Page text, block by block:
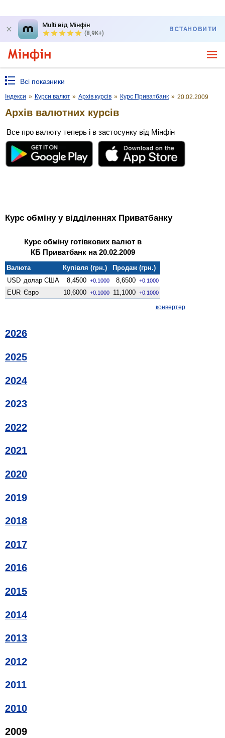
Multi від Мінфін
(8,9K+)
ВСТАНОВИТИ
Всі показники
Індекси » Курси валют » Архів курсів » Курс Приватбанк » 20.02.2009
Архів валютних курсів
Все про валюту теперь і в застосунку від Мінфін
Курс обміну у відділеннях Приватбанку
Курс обміну готівкових валют в
КБ Приватбанк на 20.02.2009
Валюта Купівля (грн.)
Продаж (грн.)
USD долар США 8,4500 +0.1000 8,6500 +0.1000
EUR Євро 10,6000 +0.1000 11,1000 +0.1000
конвертер
2026
2025
2024
2023
2022
2021
2020
2019
2018
2017
2016
2015
2014
2013
2012
2011
2010
2009